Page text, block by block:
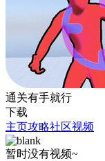
通关有手就行
下载
主页攻略社区视频
暂时没有视频~